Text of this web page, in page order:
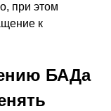
при этом
к
БАДа